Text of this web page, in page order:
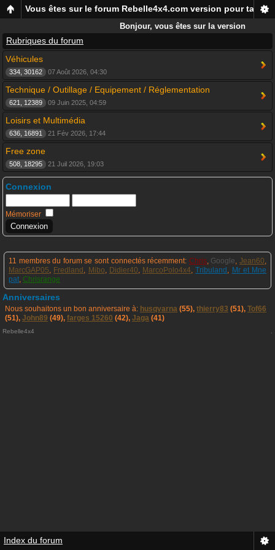
Vous êtes sur le forum Rebelle4x4.com version pour
Bonjour, vous êtes sur la version
mobile du forum Rebelle4x4, pour
Rubriques du forum
Véhicules
334, 30162 07 Août 2026, 04:30
Technique / Outillage / Equipement / Réglementation
621, 12389 09 Juin 2025, 04:59
Loisirs et Multimédia
636, 16891 21 Fév 2026, 17:44
Free zone
508, 18295 21 Juil 2026, 19:03
Connexion
Mémoriser
11 membres du forum se sont connectés récemment: Chris, Google,Jean60,
MarcGAP05, Fredland , Mibo, Didier40, MarcoPolo4x4,Tribuland , Mr et Mne
pat, Chrisrange
Anniversaires
Nous souhaitons un bon anniversaire à: husqvarna (55), thierry83 (51), Tof66
(51), John89 (49), farges 15260 (42), Jaga (41)
Rebelle4x4
Index du forum